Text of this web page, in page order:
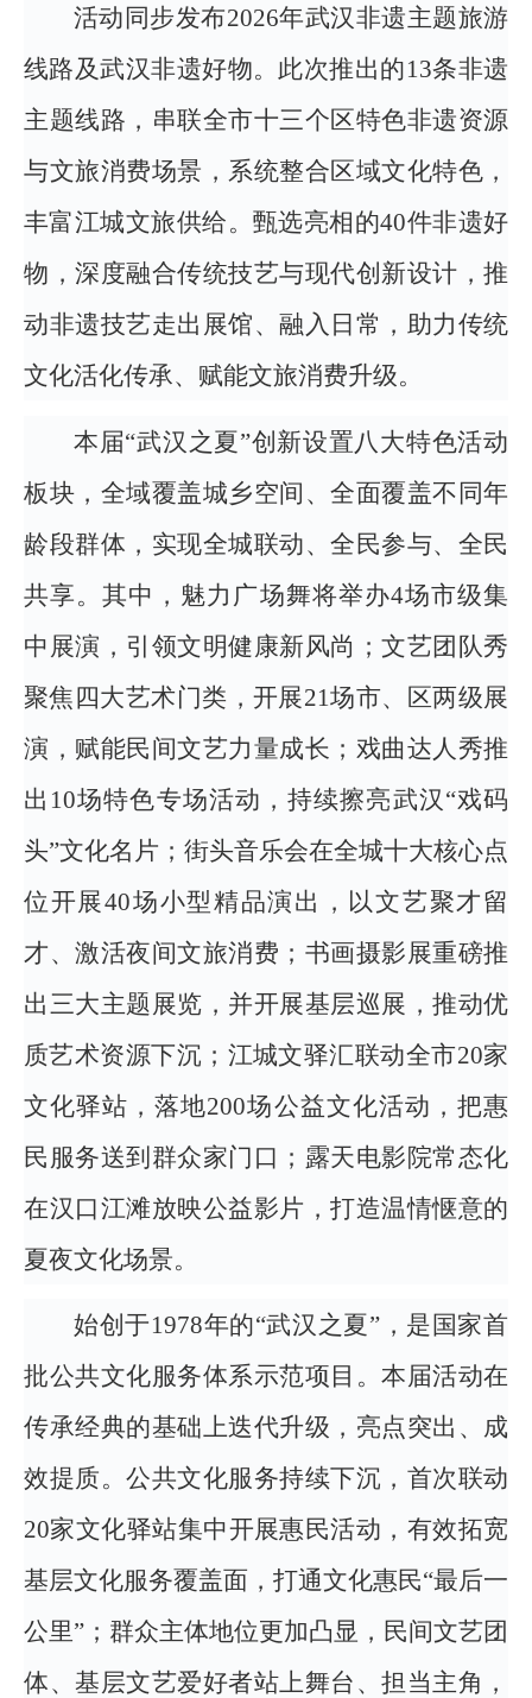
活动同步发布2026年武汉非遗主题旅游
线路及武汉非遗好物。此次推出的13条非遗
主题线路，串联全市十三个区特色非遗资源
与文旅消费场景，系统整合区域文化特色，
丰富江城文旅供给。甄选亮相的40件非遗好
物，深度融合传统技艺与现代创新设计，推
动非遗技艺走出展馆、融入日常，助力传统
文化活化传承、赋能文旅消费升级。
本届“武汉之夏”创新设置八大特色活动
板块，全域覆盖城乡空间、全面覆盖不同年
龄段群体，实现全城联动、全民参与、全民
共享。其中，魅力广场舞将举办4场市级集
中展演，引领文明健康新风尚；文艺团队秀
聚焦四大艺术门类，开展21场市、区两级展
演，赋能民间文艺力量成长；戏曲达人秀推
出10场特色专场活动，持续擦亮武汉“戏码
头”文化名片；街头音乐会在全城十大核心点
位开展40场小型精品演出，以文艺聚才留
才、激活夜间文旅消费；书画摄影展重磅推
出三大主题展览，并开展基层巡展，推动优
质艺术资源下沉；江城文驿汇联动全市20家
文化驿站，落地200场公益文化活动，把惠
民服务送到群众家门口；露天电影院常态化
在汉口江滩放映公益影片，打造温情惬意的
夏夜文化场景。
始创于1978年的“武汉之夏”，是国家首
批公共文化服务体系示范项目。本届活动在
传承经典的基础上迭代升级，亮点突出、成
效提质。公共文化服务持续下沉，首次联动
20家文化驿站集中开展惠民活动，有效拓宽
基层文化服务覆盖面，打通文化惠民“最后一
公里”；群众主体地位更加凸显，民间文艺团
体、基层文艺爱好者站上舞台、担当主角，